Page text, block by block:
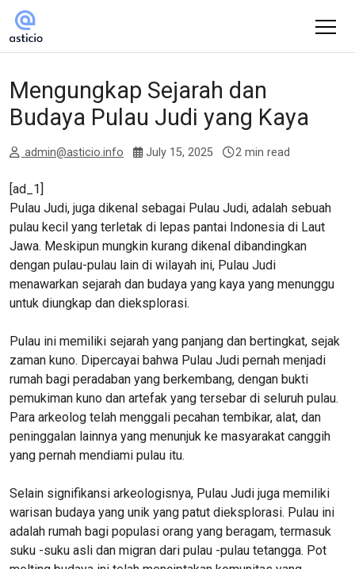
Mengungkap Sejarah dan
Budaya Pulau Judi yang Kaya
admin@asticio.info July 15, 2025 2 min read
[ad_1]
Pulau Judi, juga dikenal sebagai Pulau Judi, adalah sebuah
pulau kecil yang terletak di lepas pantai Indonesia di Laut
Jawa. Meskipun mungkin kurang dikenal dibandingkan
dengan pulau-pulau lain di wilayah ini, Pulau Judi
menawarkan sejarah dan budaya yang kaya yang menunggu
untuk diungkap dan dieksplorasi.
Pulau ini memiliki sejarah yang panjang dan bertingkat, sejak
zaman kuno. Dipercayai bahwa Pulau Judi pernah menjadi
rumah bagi peradaban yang berkembang, dengan bukti
pemukiman kuno dan artefak yang tersebar di seluruh pulau.
Para arkeolog telah menggali pecahan tembikar, alat, dan
peninggalan lainnya yang menunjuk ke masyarakat canggih
yang pernah mendiami pulau itu.
Selain signifikansi arkeologisnya, Pulau Judi juga memiliki
warisan budaya yang unik yang patut dieksplorasi. Pulau ini
adalah rumah bagi populasi orang yang beragam, termasuk
suku -suku asli dan migran dari pulau -pulau tetangga. Pot